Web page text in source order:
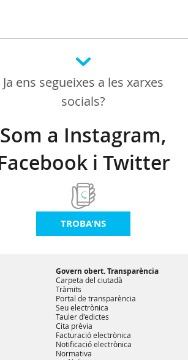
Ja ens segueixes a les xarxes
socials?
Som a Instagram,
i Twitter
TROBA'NS
Govern obert. Transparència
Carpeta del ciutadà
Tràmits
Portal de transparència
Seu electrònica
Tauler d'edictes
Cita prèvia
Facturació electrònica
Notificació electrònica
Normativa